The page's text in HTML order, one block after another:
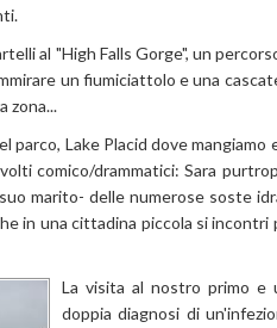
al "High Falls Gorge", un
un fiumiciattolo e una
zona...
parco, Lake Placid dove mangiamo
comico/drammatici: Sara
marito- delle numerose soste
in una cittadina piccola si
La visita al nostro primo e
doppia diagnosi di